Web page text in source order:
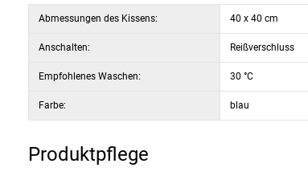
Abmessungen des Kissens: 40 x 40 cm
Anschalten: Reißverschluss
Empfohlenes Waschen: 30 °C
Farbe: blau
Produktpflege